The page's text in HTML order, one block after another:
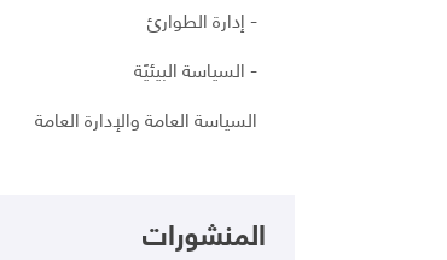
- إدارة الطوارئ
- السياسة البيئيًة
السياسة العامة والإدارة العامة
المنشورات